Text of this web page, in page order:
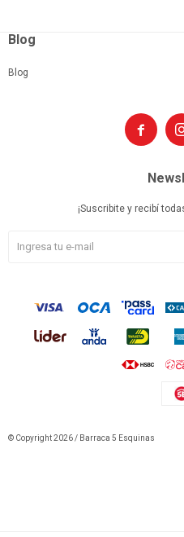

Blog
Blog
¡Suscribite y recibí
© Copyright 2026 / Barraca 5 Esquinas